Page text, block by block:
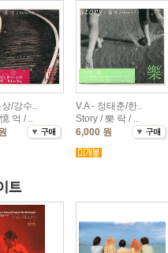
상/강수..
억 / ..
V.A - 정태춘/한..
Story / 樂 락 / ..
6,000 원